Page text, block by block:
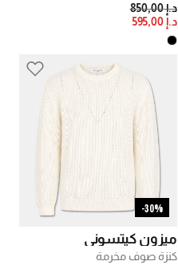
PRICE REDUCED FROM
د.إ 850,00
TO
د.إ 595,00
30%-
ميزون كيتسوني
كنزة صوف مخرمة